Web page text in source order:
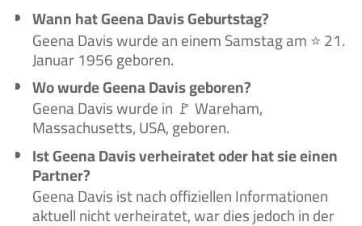
Wann hat Geena Davis Geburtstag?
Geena Davis wurde an einem Samstag am ⭐ 21.
Januar 1956 geboren.
Wo wurde Geena Davis geboren?
Geena Davis wurde in 🚩 Wareham,
Massachusetts, USA, geboren.
Ist Geena Davis verheiratet oder hat sie einen
Partner?
Geena Davis ist nach offiziellen Informationen
aktuell nicht verheiratet, war dies jedoch in der